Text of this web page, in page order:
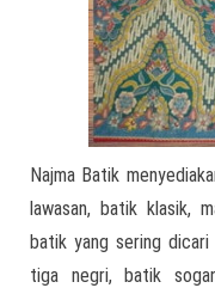
Najma Batik
lawasan, batik klasik,
batik yang sering
tiga negri, batik